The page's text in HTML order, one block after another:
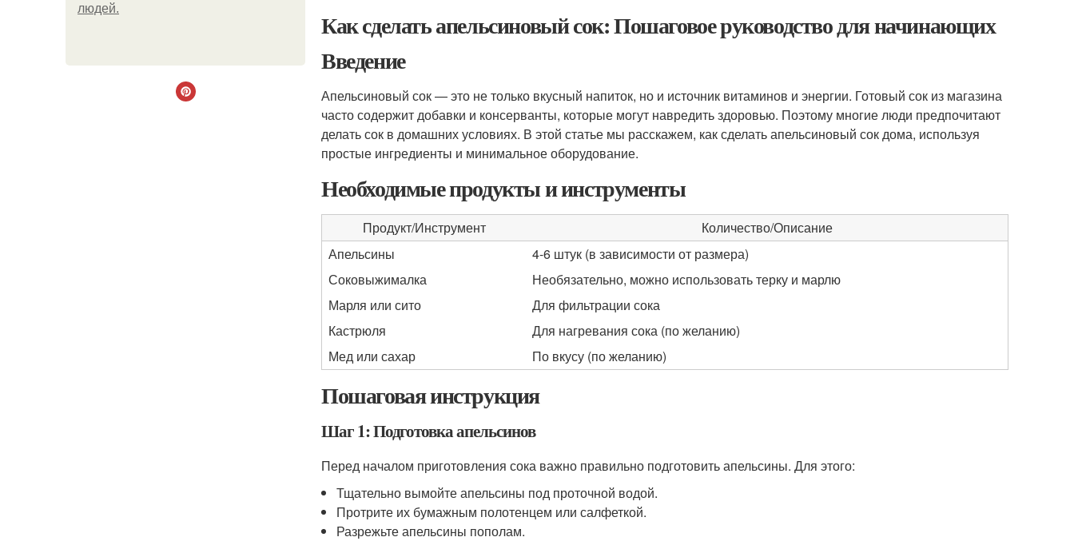
людей.
Как сделать апельсиновый сок: Пошаговое руководство для начинающих
Введение
Апельсиновый сок — это не только вкусный напиток, но и источник витаминов и энергии. Готовый сок из магазина
часто содержит добавки и консерванты, которые могут навредить здоровью. Поэтому многие люди предпочитают
делать сок в домашних условиях. В этой статье мы расскажем, как сделать апельсиновый сок дома, используя
простые ингредиенты и минимальное оборудование.
Необходимые продукты и инструменты
Продукт/Инструмент
Количество/Описание
Апельсины
4-6 штук (в зависимости от размера)
Соковыжималка
Необязательно, можно использовать терку и марлю
Марля или сито
Для фильтрации сока
Кастрюля
Для нагревания сока (по желанию)
Мед или сахар
По вкусу (по желанию)
Пошаговая инструкция
Шаг 1: Подготовка апельсинов
Перед началом приготовления сока важно правильно подготовить апельсины. Для этого:
Тщательно вымойте апельсины под проточной водой.
Протрите их бумажным полотенцем или салфеткой.
Разрежьте апельсины пополам.